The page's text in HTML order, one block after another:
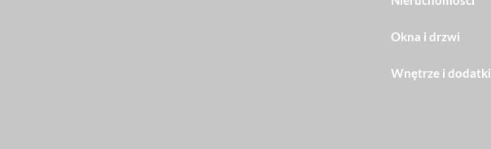
Okna i drzwi
Wnętrze i dodatki